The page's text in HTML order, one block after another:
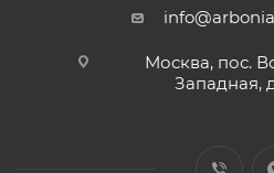
Москва, пос.
Западная,